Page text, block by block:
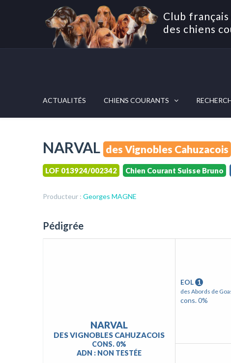
Club
des chiens
ACTUALITÉS CHIENS COURANTS
NARVAL des Vignobles Cahuzacois
LOF 013924/002342 Chien Courant Suisse Bruno
Producteur : Georges MAGNE
Pédigrée
NARVAL
DES VIGNOBLES CAHUZACOIS
CONS. 0%
ADN : NON TESTÉE
EOL 1
des Abords de
cons. 0%